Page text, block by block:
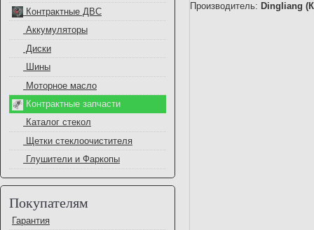
Контрактные ДВС
Аккумуляторы
Диски
Шины
Моторное масло
Контрактные запчасти
Каталог стекол
Щетки стеклоочистителя
Глушители и Фаркопы
Покупателям
Гарантия
Производитель: Dingliang